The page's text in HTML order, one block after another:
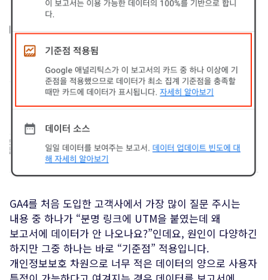
GA4를 처음 도입한 고객사에서 가장 많이 질문 주시는
내용 중 하나가 “분명 링크에 UTM을 붙였는데 왜
보고서에 데이터가 안 나오나요?”인데요, 원인이 다양하긴
하지만 그중 하나는 바로 “기준점” 적용입니다.
개인정보보호 차원으로 너무 적은 데이터의 양으로 사용자